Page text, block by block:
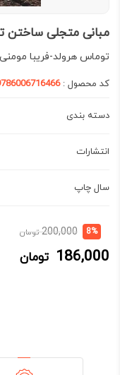
مبانی متجلی ساختن
توماس هرولد-فریبا
کد محصول :
دسته بندی
انتشارات
سال چاپ
8%
200,000 تومانقیمت
186,000 تومان
قیمت
186,000